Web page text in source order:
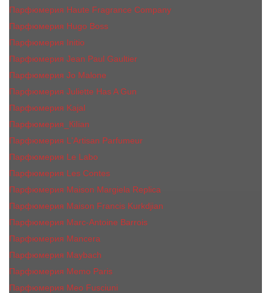
Парфюмерия Haute Fragrance Company
Парфюмерия Hugo Boss
Парфюмерия Initio
Парфюмерия Jean Paul Gaultier
Парфюмерия Jо Malоnе
Парфюмерия Juliette Has A Gun
Парфюмерия Kajal
Парфюмерия_КiIiаn
Парфюмерия L'Artisan Parfumeur
Парфюмерия Le Labo
Парфюмерия Les Contes
Парфюмерия Maison Margiela Replica
Парфюмерия Maison Francis Kurkdjian
Парфюмерия Marc-Antoine Barrois
Парфюмерия Mancera
Парфюмерия Maybach
Парфюмерия Memo Paris
Парфюмерия Meo Fusciuni